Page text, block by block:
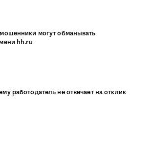
могут обманывать
hh.ru
работодатель не отвечает на отклик